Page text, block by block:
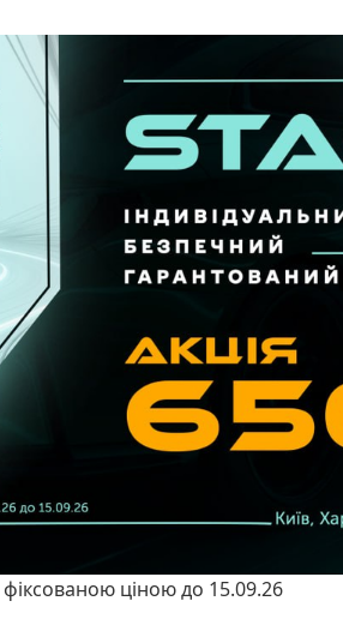
фіксованою ціною до 15.09.26